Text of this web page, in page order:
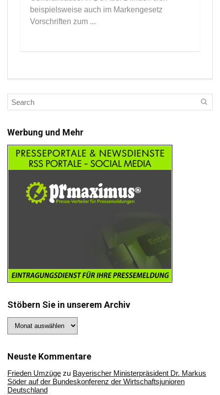
beispielsweise auch im Markengesetz
Vorschriften zum ...
Werbung und Mehr
Stöbern Sie in unserem Archiv
Sie
Archiv
Neuste Kommentare
Frieden Umzüge zu Bayerischer Ministerpräsident Dr. Markus
Söder auf der Bundeskonferenz der Wirtschaftsjunioren
Deutschland